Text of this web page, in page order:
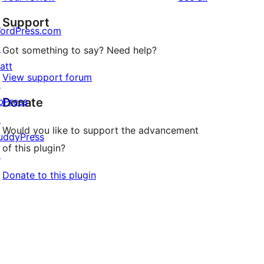
Support
Got something to say? Need help?
View support forum
Donate
Would you like to support the advancement
of this plugin?
Donate to this plugin